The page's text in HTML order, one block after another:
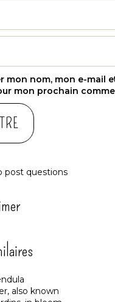
mon nom, mon e-mail
mon prochain
post questions